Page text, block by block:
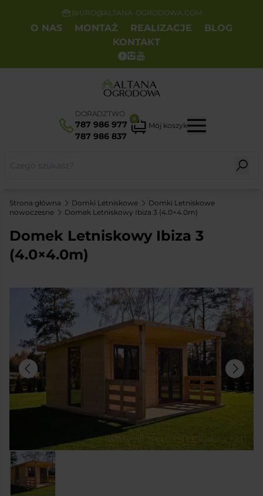
BIURO@ALTANA-OGRODOWA.COM
O NAS MONTAŻ REALIZACJE
BLOG
KONTAKT
DORADZTWO
787 986 977
787 986 837
0
Mój koszyk
Strona główna Domki Letniskowe
Domki Letniskowe
nowoczesne
Domek Letniskowy Ibiza 3 (4.0×4.0m)
Domek Letniskowy Ibiza 3
(4.0×4.0m)